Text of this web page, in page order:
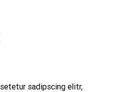
sadipscing elitr,